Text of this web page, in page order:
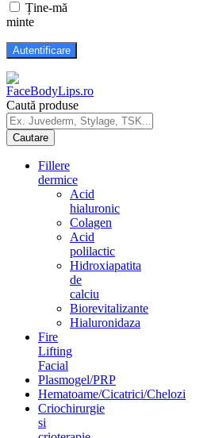
Ține-mă
minte
Caută produse
Fillere
dermice
Acid
hialuronic
Colagen
Acid
polilactic
Hidroxiapatita
de
calciu
Biorevitalizante
Hialuronidaza
Fire
Lifting
Facial
Plasmogel/PRP
Hematoame/Cicatrici/Chelozi
Criochirurgie
si